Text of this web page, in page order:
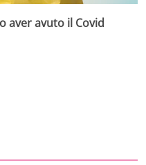
aver avuto il Covid